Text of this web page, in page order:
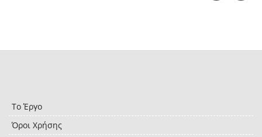
Το Έργο
Όροι Χρήσης